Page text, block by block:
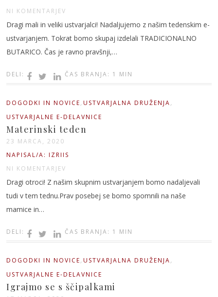
NI KOMENTARJEV
Dragi mali in veliki ustvarjalci! Nadaljujemo z našim tedenskim e-
ustvarjanjem. Tokrat bomo skupaj izdelali TRADICIONALNO
BUTARICO. Čas je ravno pravšnji,…
DELI: ČAS BRANJA: 1 MIN
DOGODKI IN NOVICE ,USTVARJALNA DRUŽENJA
USTVARJALNE E-DELAVNICE
Materinski teden
23 MARCA, 2020
NAPISAL/A: IZRIIS
NI KOMENTARJEV
Dragi otroci! Z našim skupnim ustvarjanjem bomo nadaljevali
tudi v tem tednu.Prav posebej se bomo spomnili na naše
mamice in…
DELI: ČAS BRANJA: 1 MIN
DOGODKI IN NOVICE ,USTVARJALNA DRUŽENJA
USTVARJALNE E-DELAVNICE
Igrajmo se s ščipalkami